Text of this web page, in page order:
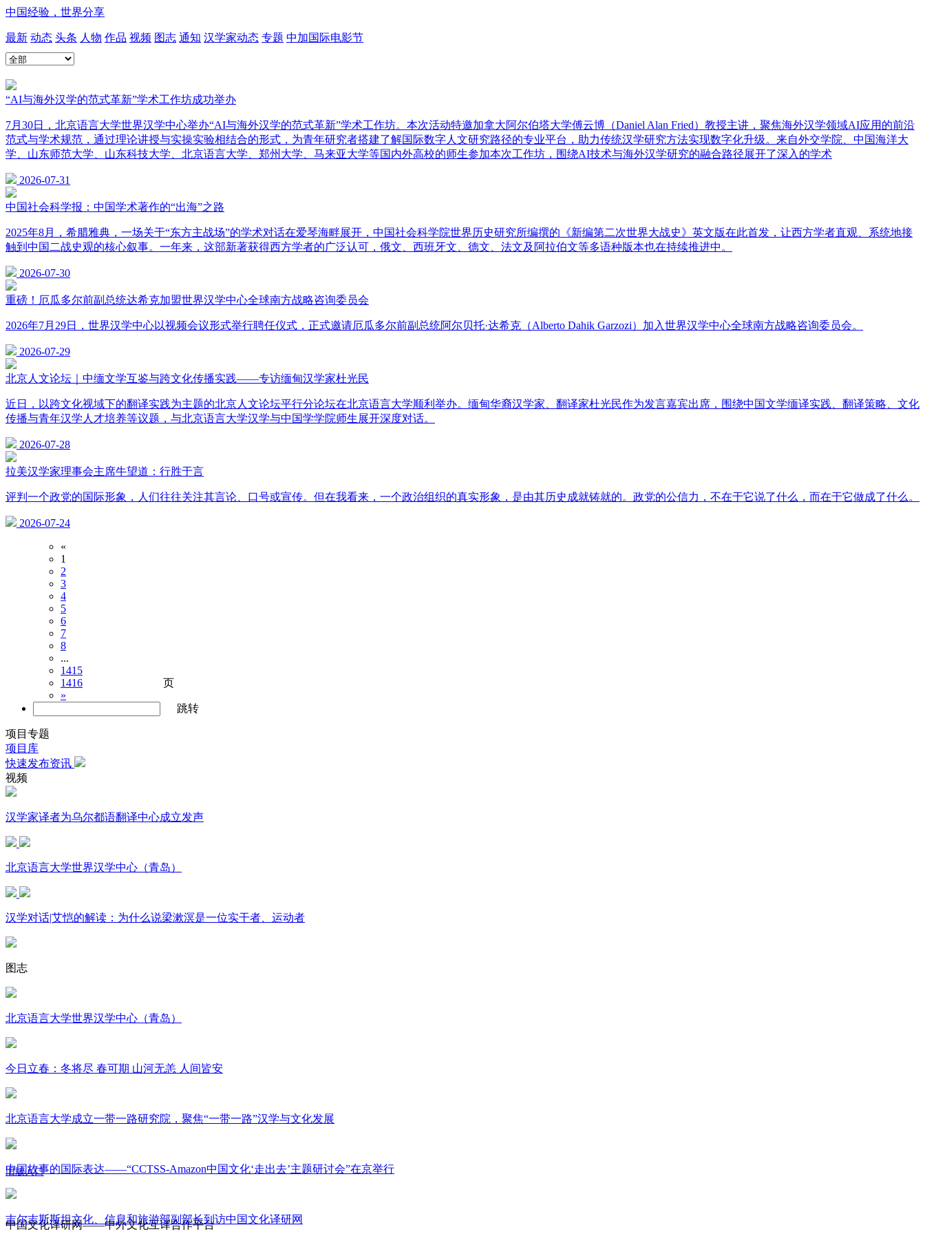
中国经验，世界分享
最新 动态 头条 人物 作品 视频 图志 通知 汉学家动态 专题 中加国际电影节
“AI与海外汉学的范式革新”学术工作坊成功举办
7月30日，北京语言大学世界汉学中心举办“AI与海外汉学的范式革新”学术工作坊。本次活动特邀加拿大阿尔伯塔大学傅云博（Daniel Alan Fried）教授主讲，聚焦海外汉学领域AI应用的前沿
范式与学术规范，通过理论讲授与实操实验相结合的形式，为青年研究者搭建了解国际数字人文研究路径的专业平台，助力传统汉学研究方法实现数字化升级。来自外交学院、中国海洋大
学、山东师范大学、山东科技大学、北京语言大学、郑州大学、马来亚大学等国内外高校的师生参加本次工作坊，围绕AI技术与海外汉学研究的融合路径展开了深入的学术
2026-07-31
中国社会科学报：中国学术著作的“出海”之路
2025年8月，希腊雅典，一场关于“东方主战场”的学术对话在爱琴海畔展开，中国社会科学院世界历史研究所编撰的《新编第二次世界大战史》英文版在此首发，让西方学者直观、系统地接
触到中国二战史观的核心叙事。一年来，这部新著获得西方学者的广泛认可，俄文、西班牙文、德文、法文及阿拉伯文等多语种版本也在持续推进中。
2026-07-30
重磅！厄瓜多尔前副总统达希克加盟世界汉学中心全球南方战略咨询委员会
2026年7月29日，世界汉学中心以视频会议形式举行聘任仪式，正式邀请厄瓜多尔前副总统阿尔贝托·达希克（Alberto Dahik Garzozi）加入世界汉学中心全球南方战略咨询委员会。
2026-07-29
北京人文论坛｜中缅文学互鉴与跨文化传播实践——专访缅甸汉学家杜光民
近日，以跨文化视域下的翻译实践为主题的北京人文论坛平行分论坛在北京语言大学顺利举办。缅甸华裔汉学家、翻译家杜光民作为发言嘉宾出席，围绕中国文学缅译实践、翻译策略、文化
传播与青年汉学人才培养等议题，与北京语言大学汉学与中国学学院师生展开深度对话。
2026-07-28
拉美汉学家理事会主席牛望道：行胜于言
评判一个政党的国际形象，人们往往关注其言论、口号或宣传。但在我看来，一个政治组织的真实形象，是由其历史成就铸就的。政党的公信力，不在于它说了什么，而在于它做成了什么。
2026-07-24
«
1
2
3
4
5
6
7
8
...
1415
1416
»
页
跳转
项目专题
项目库
快速发布资讯
视频
汉学家译者为乌尔都语翻译中心成立发声
北京语言大学世界汉学中心（青岛）
汉学对话|艾恺的解读：为什么说梁漱溟是一位实干者、运动者
图志
北京语言大学世界汉学中心（青岛）
今日立春：冬将尽 春可期 山河无恙 人间皆安
北京语言大学成立一带一路研究院，聚焦“一带一路”汉学与文化发展
中国故事的国际表达——“CCTSS-Amazon中国文化‘走出去’主题研讨会”在京举行
吉尔吉斯斯坦文化、信息和旅游部副部长到访中国文化译研网
旧版入口
关于我们
中国文化译研网——中外文化互译合作平台